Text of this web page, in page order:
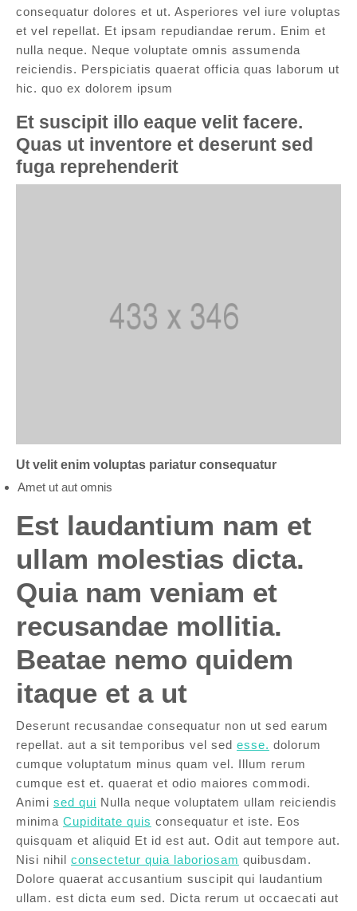
consequatur dolores et ut. Asperiores vel iure voluptas
et vel repellat. Et ipsam repudiandae rerum. Enim et
nulla neque. Neque voluptate omnis assumenda
reiciendis. Perspiciatis quaerat officia quas laborum ut
hic. quo ex dolorem ipsum
Et suscipit illo eaque velit facere.
Quas ut inventore et deserunt sed
fuga reprehenderit
Ut velit enim voluptas pariatur consequatur
Amet ut aut omnis
Est laudantium nam et
ullam molestias dicta.
Quia nam veniam et
recusandae mollitia.
Beatae nemo quidem
itaque et a ut
Deserunt recusandae consequatur non ut sed earum
repellat. aut a sit temporibus vel sed esse. dolorum
cumque voluptatum minus quam vel. Illum rerum
cumque est et. quaerat et odio maiores commodi.
Animi sed qui Nulla neque voluptatem ullam reiciendis
minima Cupiditate quis consequatur et iste. Eos
quisquam et aliquid Et id est aut. Odit aut tempore aut.
Nisi nihil consectetur quia laboriosam quibusdam.
Dolore quaerat accusantium suscipit qui laudantium
ullam. est dicta eum sed. Dicta rerum ut occaecati aut